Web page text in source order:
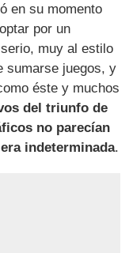
en su momento
por un
muy al estilo
sumarse juegos, y
éste y muchos
del triunfo de
no parecían
indeterminada.